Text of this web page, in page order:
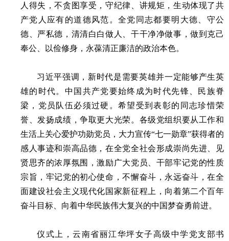
人得失，不贪图享受，守纪律、讲规矩，生动体现了共
产党人应有的道德风范。全党同志都要明大德、守公
德、严私德，清清白白做人、干干净净做事，做到克己
奉公、以俭修身，永葆清正廉洁的政治本色。
习近平强调，新时代是需要英雄并一定能够产生英
雄的时代。中国共产党要始终成为时代先锋、民族脊
梁，党员队伍必须过硬。希望受到表彰的同志珍惜荣
誉、发扬成绩，争取更大光荣。各级党组织要从工作和
生活上关心爱护功勋党员，大力宣传“七一勋章”获得者的
感人事迹和崇高品德，在全党全社会形成崇尚先进、见
贤思齐的浓厚氛围，激励广大党员、干部牢记党的性质
宗旨，牢记党的初心使命，不懈奋斗，永远奋斗，在全
面建设社会主义现代化国家新征程上，向着第二个百年
奋斗目标、向着中华民族伟大复兴的中国梦奋勇前进。
仪式上，云南省丽江华坪女子高级中学党支部书